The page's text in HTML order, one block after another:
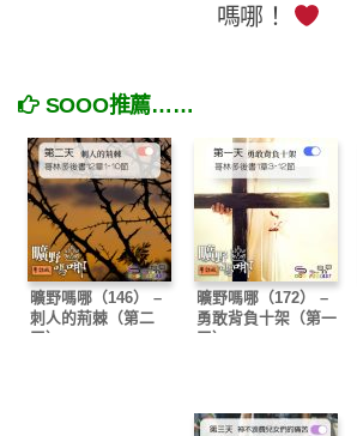
嗎哪！
SOOO推薦……
曠野嗎哪（146） –
刺人的荊棘（第二
天）
曠野嗎哪（172） –
勇敢背負十架（第一
天）